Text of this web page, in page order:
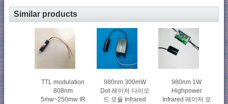
Similar products
TTL modulation
808nm
5mw~250mw IR
980nm 300mW
Dot 레이저 다이오
드 모듈 Infrared
980nm 1W
Highpower
Infrared 레이저 모